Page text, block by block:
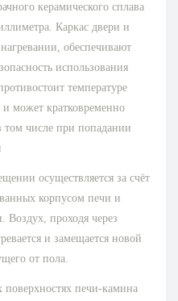
керамического сплава
Каркас двери и
обеспечивают
использования
температуре
может кратковременно
том числе при попадании
осуществляется за счёт
корпусом печи и
Воздух, проходя через
и замещается новой
от пола.
поверхностях печи-камина